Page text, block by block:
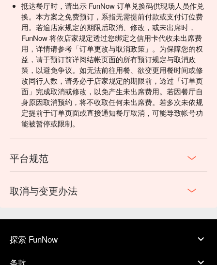
抵达餐厅时，请出示 FunNow 订单兑换码供现场人员作兑
换。本方案之免费预订，系指无需提前付款或支付订位费
用。若逾店家规定的期限后取消、修改，或未出席时，
FunNow 将依店家规定透过您绑定之信用卡代收未出席费
用，详情请参考「订单更改与取消政策」。为保障您的权
益，请于预订前详阅结帐页面的所有预订规定与取消政
策，以避免争议。如无法前往用餐、欲变更用餐时间或修
改同行人数，请务必于店家规定的期限前，透过「订单页
面」完成取消或修改，以免产生未出席费用。若因餐厅自
身原因取消预约，将不收取任何未出席费。若多次未依规
定提前于订单页面或直接通知餐厅取消，可能导致帐号功
能被暂停或限制。
平台规范
取消与变更办法
探索 FunNow
条款